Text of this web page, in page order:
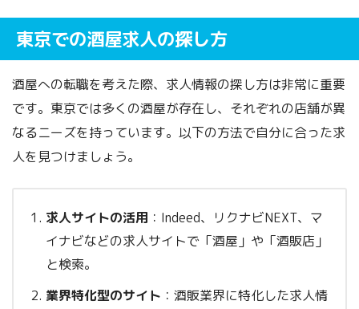
東京での酒屋求人の探し方
酒屋への転職を考えた際、求人情報の探し方は非常に重要
です。東京では多くの酒屋が存在し、それぞれの店舗が異
なるニーズを持っています。以下の方法で自分に合った求
人を見つけましょう。
求人サイトの活用 ：Indeed、リクナビNEXT、マ
イナビなどの求人サイトで「酒屋」や「酒販店」
と検索。
業界特化型のサイト ：酒販業界に特化した求人情